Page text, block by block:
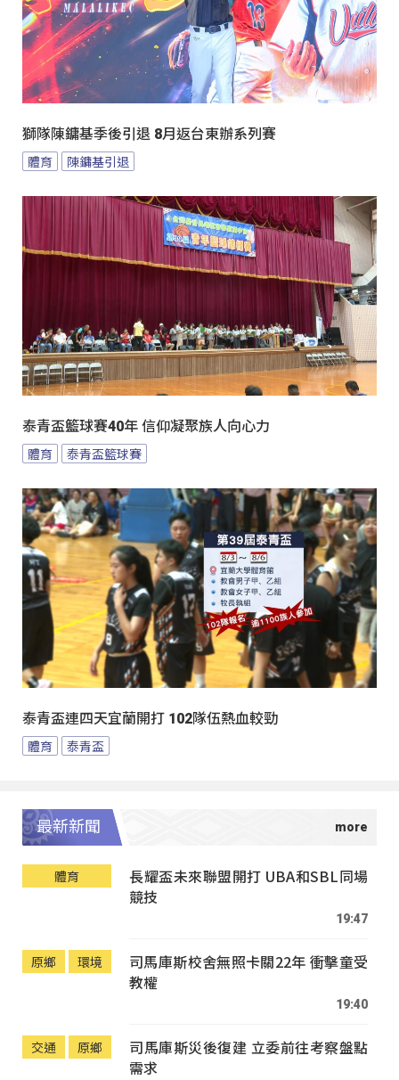
獅隊陳鏞基季後引退 8月返台東辦系列賽
體育 陳鏞基引退
泰青盃籃球賽40年 信仰凝聚族人向心力
體育 泰青盃籃球賽
泰青盃連四天宜蘭開打 102隊伍熱血較勁
體育 泰青盃
最新新聞
體育
長耀盃未來聯盟開打 UBA和SBL同場
競技
19:47
原鄉 環境
司馬庫斯校舍無照卡關22年 衝擊童受
教權
19:40
交通 原鄉
司馬庫斯災後復建 立委前往考察盤點
需求